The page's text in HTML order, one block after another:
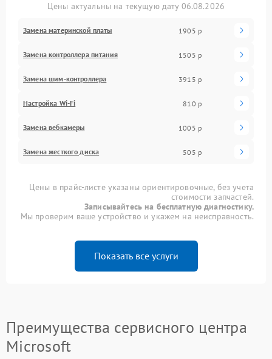
Цены актуальны на текущую дату 06.08.2026
Замена материнской платы 1905 р
Замена контроллера питания 1505 р
Замена шим-контроллера 3915 р
Настройка Wi-Fi 810 р
Замена вебкамеры 1005 р
Замена жесткого диска 505 р
Цены в прайс-листе указаны ориентировочные, без учета
стоимости запчастей.
Записывайтесь на бесплатную диагностику.
Мы проверим ваше устройство и укажем на неисправность.
Показать все услуги
Преимущества сервисного центра
Microsoft